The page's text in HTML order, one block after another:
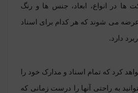
ها در انواع، ابعاد، جنس ها و رنگ
می شوند که هر کدام برای اسناد
دارد.
کرد که تمام اسناد و مدارک خود را
به راحتی آنها را درست زمانی که